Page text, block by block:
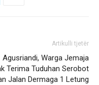
Artikulli tjetër
Agusriandi, Warga Jemaja
Terima Tuduhan Serobot
Jalan Dermaga 1 Letung